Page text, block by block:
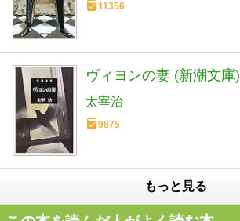
11356
ヴィヨンの妻 (新潮文庫)
太宰治
9875
もっと見る